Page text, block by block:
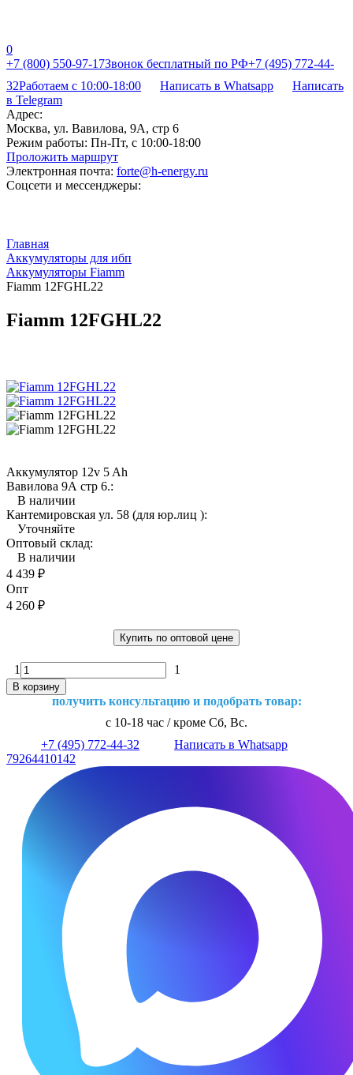
0
+7 (800) 550-97-17Звонок бесплатный по РФ+7 (495) 772-44-
32Работаем с 10:00-18:00 Написать в Whatsapp
Написать
в Telegram
Адрес:
Москва, ул. Вавилова, 9А, стр 6
Режим работы: Пн-Пт, с 10:00-18:00
Проложить маршрут
Электронная почта: forte@h-energy.ru
Соцсети и мессенджеры:
Главная
Аккумуляторы для ибп
Аккумуляторы Fiamm
Fiamm 12FGHL22
Fiamm 12FGHL22
Аккумулятор 12v 5 Ah
Вавилова 9А стр 6.:
В наличии
Кантемировская ул. 58 (для юр.лиц ):
Уточняйте
Оптовый склад:
В наличии
4 439 ₽
Опт
4 260 ₽
Купить по оптовой цене
1 1
В корзину
получить консультацию и подобрать товар:
с 10-18 час / кроме Сб, Вс.
+7 (495) 772-44-32
Написать в Whatsapp
79264410142